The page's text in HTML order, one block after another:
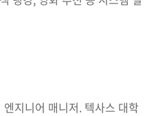
지니어 매니저. 텍사스 대학